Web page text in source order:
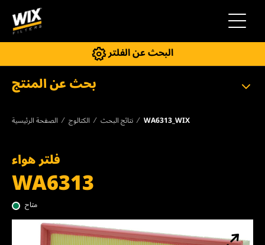
التنقل
البحث عن الفلتر
بحث عن المنتج
الصفحة الرئيسية الكتالوج نتائج البحث WA6313_WIX
فلتر هواء
WA6313
متاح